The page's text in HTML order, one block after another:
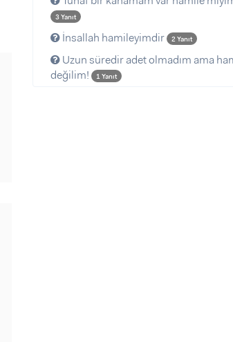
3 Yanıt
İnsallah hamileyimdir 2 Yanıt
Uzun süredir adet olmadım ama
değilim!
1 Yanıt